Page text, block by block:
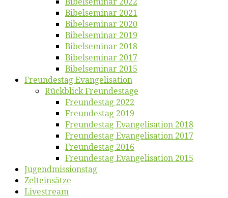
Bi­bel­se­mi­nar 2021
Bi­bel­se­mi­nar 2020
Bi­bel­se­mi­nar 2019
Bi­bel­se­mi­nar 2018
Bibelsemi­nar 2017
Bibelsemi­nar 2015
Freun­des­tag Evangelisation
Rück­blick Freundestage
Freun­des­tag 2022
Freun­des­tag 2019
Freun­des­tag Evan­ge­li­sa­ti­on 2018
Freun­des­tag Evan­ge­li­sa­ti­on 2017
Freun­des­tag 2016
Freun­des­tag Evan­ge­li­sa­ti­on 2015
Jugend­mis­sions­tag
Zelt­ein­sät­ze
Live­stream